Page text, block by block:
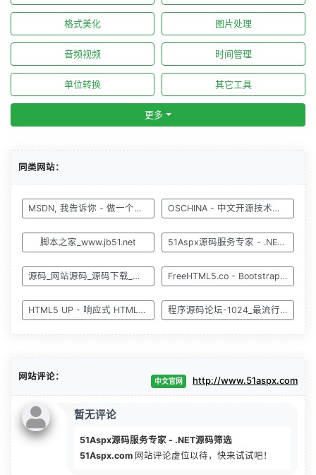
格式美化 图片处理
音频视频 时间管理
单位转换 其它工具
更多
同类网站：
MSDN, 我告诉你 - 做一个安静的工具站 OSCHINA - 中文开源技术交流社区
脚本之家_www.jb51.net 51Aspx源码服务专家 - .NET源码筛选 51Aspx.com
源码_网站源码_源码下载_源码之家 - 站长源码 FreeHTML5.co - Bootstrap 框架免费 HTML5 模板
HTML5 UP - 响应式 HTML5 和 CSS3 网站模板 程序源码论坛-1024_最流行最优质的IT资源分享社区
网站评论： 中文官网 http://www.51aspx.com
暂无评论
51Aspx源码服务专家 - .NET源码筛选
51Aspx.com 网站评论虚位以待，快来试试吧！